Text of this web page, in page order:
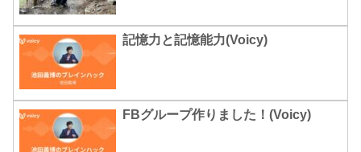
記憶力と記憶能力(Voicy)
FBグループ作りました！(Voicy)